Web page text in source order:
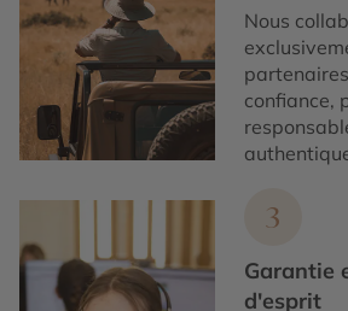
Nous
confiance,
3
Garantie
d'esprit